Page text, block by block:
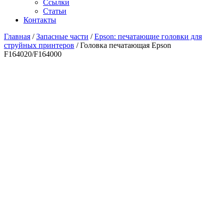
Ссылки
Статьи
Контакты
Главная /Запасные части /Epson: печатающие головки для
струйных принтеров / Головка печатающая Epson
F164020/F164000